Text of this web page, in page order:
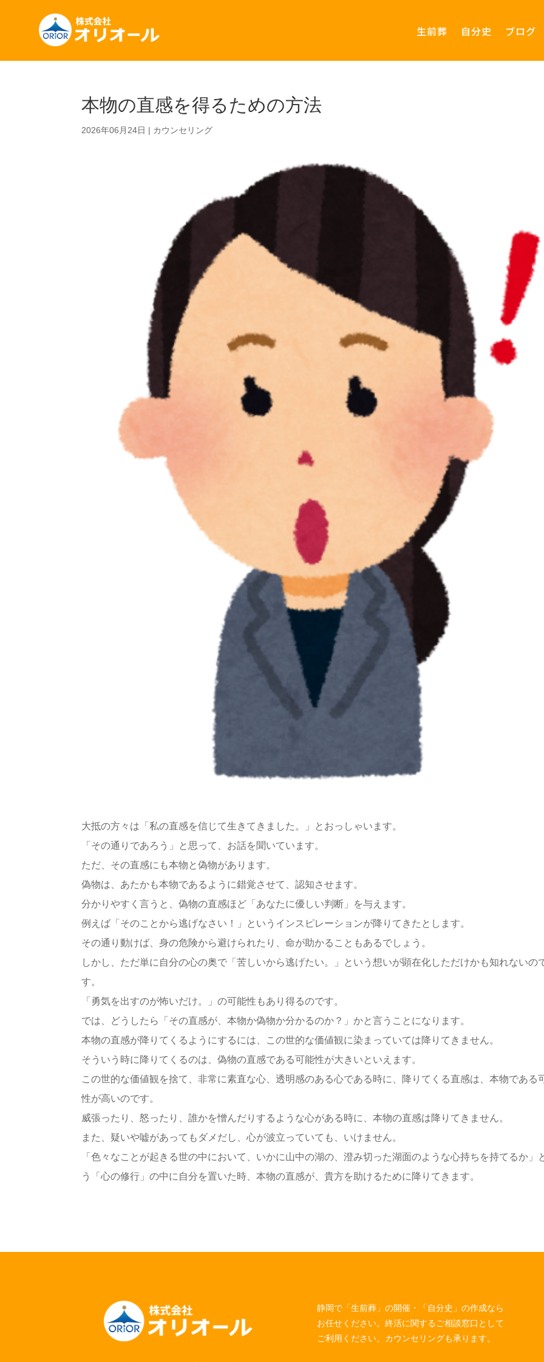
生前葬 自分史 ブログ
本物の直感を得るための方法
2026年06月24日 | カウンセリング
大抵の方々は「私の直感を信じて生きてきました。」とおっしゃいます。
「その通りであろう」と思って、お話を聞いています。
ただ、その直感にも本物と偽物があります。
偽物は、あたかも本物であるように錯覚させて、認知させます。
分かりやすく言うと、偽物の直感ほど「あなたに優しい判断」を与えます。
例えば「そのことから逃げなさい！」というインスピレーションが降りてきたとします。
その通り動けば、身の危険から避けられたり、命が助かることもあるでしょう。
しかし、ただ単に自分の心の奥で「苦しいから逃げたい。」という想いが顕在化しただけかも知れないの
す。
「勇気を出すのが怖いだけ。」の可能性もあり得るのです。
では、どうしたら「その直感が、本物か偽物か分かるのか？」かと言うことになります。
本物の直感が降りてくるようにするには、この世的な価値観に染まっていては降りてきません。
そういう時に降りてくるのは、偽物の直感である可能性が大きいといえます。
この世的な価値観を捨て、非常に素直な心、透明感のある心である時に、降りてくる直感は、本物である
性が高いのです。
威張ったり、怒ったり、誰かを憎んだりするような心がある時に、本物の直感は降りてきません。
また、疑いや嘘があってもダメだし、心が波立っていても、いけません。
「色々なことが起きる世の中において、いかに山中の湖の、澄み切った湖面のような心持ちを持てるか」
う「心の修行」の中に自分を置いた時、本物の直感が、貴方を助けるために降りてきます。
静岡で「生前葬」の開催・「自分史」の作成なら
お任せください。終活に関するご相談窓口として
ご利用ください。カウンセリングも承ります。